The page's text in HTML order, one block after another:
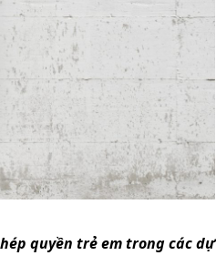
quyền trẻ em trong các dự